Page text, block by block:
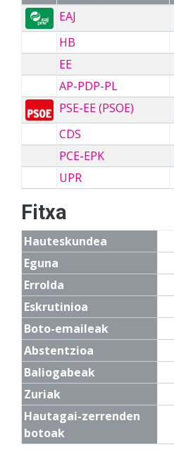
EAJ
HB
EE
AP-PDP-PL
PSE-EE (PSOE)
CDS
PCE-EPK
UPR
Fitxa
Hauteskundea
Eguna
Errolda
Eskrutinioa
Boto-emaileak
Abstentzioa
Baliogabeak
Zuriak
Hautagai-zerrenden
botoak